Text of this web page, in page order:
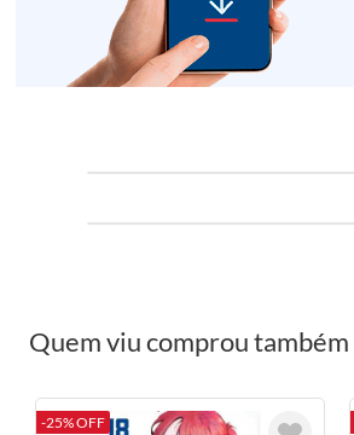
Quem viu comprou também
-25% OFF